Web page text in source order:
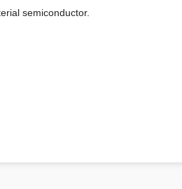
semiconductor.